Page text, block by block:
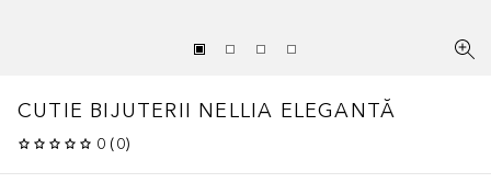
CUTIE BIJUTERII NELLIA ELEGANTĂ
0 (0)